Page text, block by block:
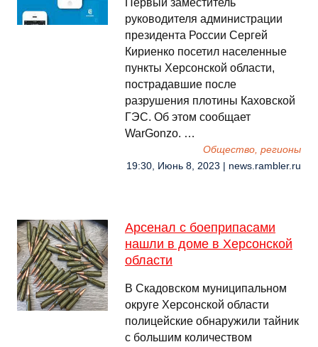
Первый заместитель
руководителя администрации
президента России Сергей
Кириенко посетил населенные
пункты Херсонской области,
пострадавшие после
разрушения плотины Каховской
ГЭС. Об этом сообщает
WarGonzo. …
Общество, регионы
19:30, Июнь 8, 2023 | news.rambler.ru
Арсенал с боеприпасами
нашли в доме в Херсонской
области
В Скадовском муниципальном
округе Херсонской области
полицейские обнаружили тайник
с большим количеством